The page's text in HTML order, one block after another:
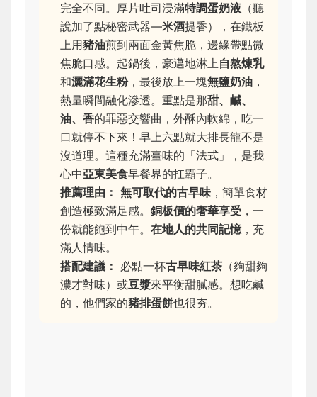
完全不同。厚片吐司浸滿特調蛋奶液 （聽
說加了點秘密武器—米酒提香），在鐵板
上用豬油煎到兩面金黃焦脆，邊緣帶點微
焦脆口感。起鍋後，豪邁地淋上自熬煉乳
和灑滿花生粉，最後放上一塊無鹽奶油 ，
熱量瞬間融化滲透。重點是那甜、鹹、
油、香的罪惡交響曲，外酥內軟綿，吃一
口就停不下來！早上六點就大排長龍不是
沒道理。這種充滿臺味的「法式」，是我
心中亞東美食早餐界的扛霸子。
推薦理由： 無可取代的古早味，簡單食材
創造極致滿足感。 銅板價的奢華享受 ，一
份就能飽到中午。 在地人的共同記憶，充
滿人情味。
搭配建議： 必點一杯古早味紅茶 （夠甜夠
濃才對味）或豆漿來平衡甜膩感。想吃鹹
的，他們家的豬排蛋餅也很夯。